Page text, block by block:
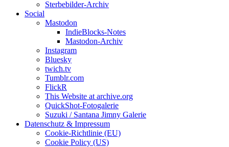
Sterbebilder-Archiv
Social
Mastodon
IndieBlocks-Notes
Mastodon-Archiv
Instagram
Bluesky
twich.tv
Tumblr.com
FlickR
This Website at archive.org
QuickShot-Fotogalerie
Suzuki / Santana Jimny Galerie
Datenschutz & Impressum
Cookie-Richtlinie (EU)
Cookie Policy (US)